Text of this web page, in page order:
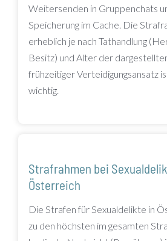
Weitersenden in Gruppenchats
Speicherung im Cache. Die
erheblich je nach Tathandlung
Besitz) und Alter der
frühzeitiger Verteidigungsansatz
wichtig.
Strafrahmen bei
Österreich
Die Strafen für Sexualdelikte in
zu den höchsten im gesamten